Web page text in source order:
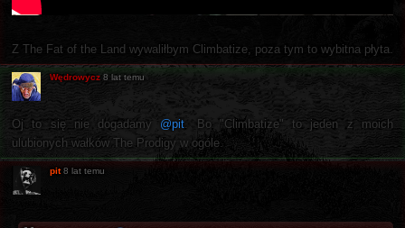
Z The Fat of the Land wywaliłbym Climbatize, poza tym to wybitna płyta.
Wędrowycz 8 lat temu
Oj to się nie dogadamy @pit . Bo "Climbatize" to jeden z moich
ulubionych wałków The Prodigy w ogóle.
pit 8 lat temu